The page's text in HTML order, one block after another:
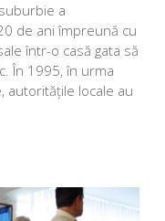
a
de ani împreună cu
într-o casă gata să
În 1995, în urma
autoritățile locale au